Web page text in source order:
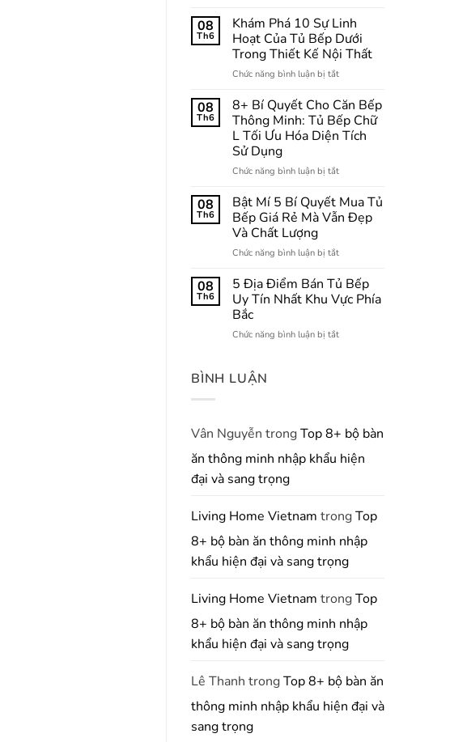
Mẫu
Tủ
Bếp
Chữ
I:
Pháp
Tối
Ưu
Hóa
Gian
Nhỏ
08
Th6
Khám Phá 10 Sự Linh
Hoạt Của Tủ Bếp Dưới
Trong Thiết Kế Nội Thất
Chức năng bình luận bị tắtở
Phá
10
Sự
Linh
Của
Bếp
Dưới
Trong
Kế
Thất
08
Th6
8+ Bí Quyết Cho Căn Bếp
Thông Minh: Tủ Bếp Chữ
L Tối Ưu Hóa Diện Tích
Sử Dụng
Chức năng bình luận bị tắtở
Bí
Quyết
Cho
Bếp
Minh:
Tủ
Bếp
L
Dụng
08
Th6
Bật Mí 5 Bí Quyết Mua Tủ
Bếp Giá Rẻ Mà Vẫn Đẹp
Và Chất Lượng
Chức năng bình luận bị tắtở
Mí
5
Bí
Mua
Đẹp
Chất
08
Th6
5 Địa Điểm Bán Tủ Bếp
Uy Tín Nhất Khu Vực Phía
Bắc
Chức năng bình luận bị tắtở
Uy
Nhất
Bắc
BÌNH LUẬN
Vân Nguyễn trongTop 8+ bộ bàn
ăn thông minh nhập khẩu hiện
đại và sang trọng
Living Home Vietnam trongTop
8+ bộ bàn ăn thông minh nhập
khẩu hiện đại và sang trọng
Living Home Vietnam trongTop
8+ bộ bàn ăn thông minh nhập
khẩu hiện đại và sang trọng
Lê Thanh trongTop 8+ bộ bàn ăn
thông minh nhập khẩu hiện đại và
sang trọng